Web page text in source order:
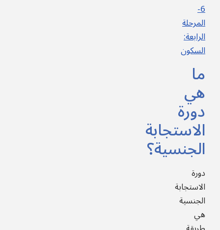
6-
المرحلة
الرابعة:
السكون
ما
هي
دورة
الاستجابة
الجنسية؟
دورة
الاستجابة
الجنسية
هي